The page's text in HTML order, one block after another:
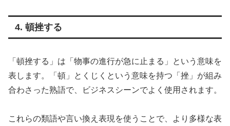
4. 頓挫する
「頓挫する」は「物事の進行が急に止まる」という意味を
表します。「頓」とくじくという意味を持つ「挫」が組み
合わさった熟語で、ビジネスシーンでよく使用されます。
これらの類語や言い換え表現を使うことで、より多様な表